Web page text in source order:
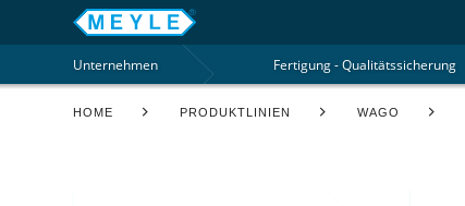
Fertigung - Qualitätssicherung
Unternehmen
HOME PRODUKTLINIEN WAGO